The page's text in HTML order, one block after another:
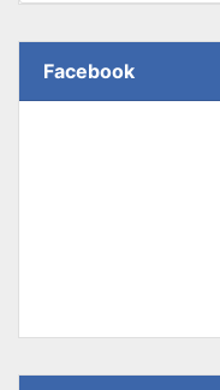
Facebook